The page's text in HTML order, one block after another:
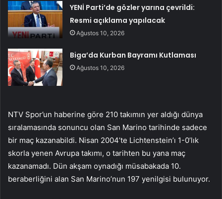
YENİ Parti’de gözler yarına çevrildi:
Resmi açıklama yapılacak
Ağustos 10, 2026
Biga’da Kurban Bayramı Kutlaması
Ağustos 10, 2026
NTV Spor’un haberine göre 210 takımın yer aldığı dünya
sıralamasında sonuncu olan San Marino tarihinde sadece
bir maç kazanabildi. Nisan 2004’te Lichtenstein’ı 1-0’lık
skorla yenen Avrupa takımı, o tarihten bu yana maç
kazanamadı. Dün akşam oynadığı müsabakada 10.
beraberliğini alan San Marino’nun 197 yenilgisi bulunuyor.